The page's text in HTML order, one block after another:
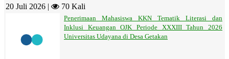
20 Juli 2026 | 70 Kali
Penerimaan Mahasiswa KKN Tematik Literasi dan
Inklusi Keuangan OJK Periode XXXIII Tahun 2026
Universitas Udayana di Desa Getakan